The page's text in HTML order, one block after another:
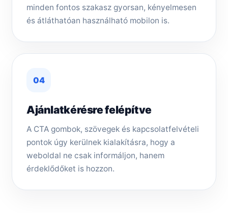
minden fontos szakasz gyorsan, kényelmesen
és átláthatóan használható mobilon is.
04
Ajánlatkérésre felépítve
A CTA gombok, szövegek és kapcsolatfelvételi
pontok úgy kerülnek kialakításra, hogy a
weboldal ne csak informáljon, hanem
érdeklődőket is hozzon.